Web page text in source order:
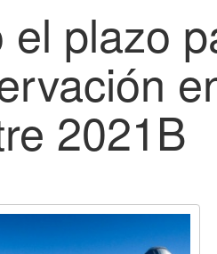
el plazo
2021B